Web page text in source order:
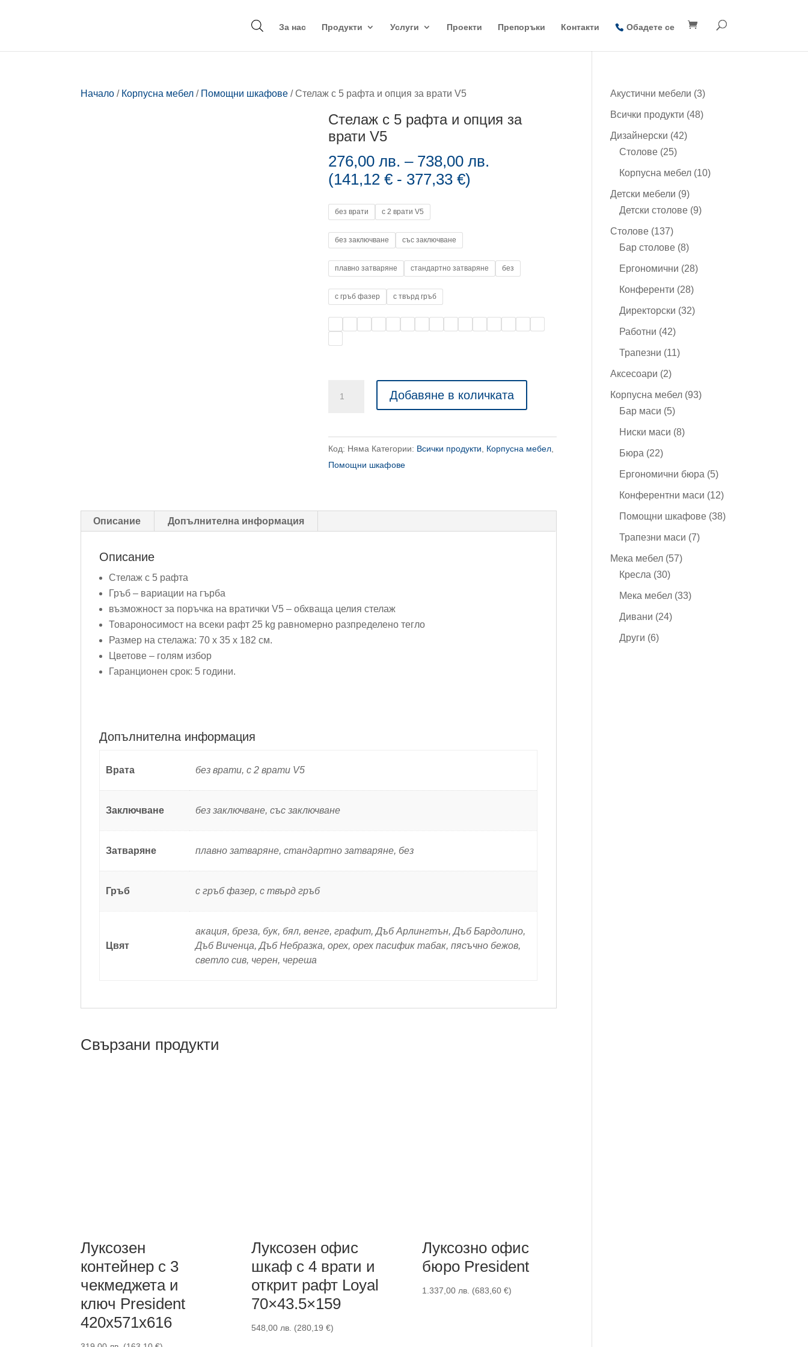
За нас Продукти Услуги Проекти Препоръки Контакти Обадете се
Начало / Корпусна мебел / Помощни шкафове / Стелаж с 5 рафта и опция за врати V5
Стелаж с 5 рафта и опция за
врати V5
276,00лв. – 738,00лв.
(141,12€ - 377,33€)
без врати с 2 врати V5
без заключване със заключване
плавно затваряне стандартно затваряне без
с гръб фазер с твърд гръб
с
5
рафта
врати
Добавяне в количката
Код: Няма Категории: Всички продукти Корпусна мебел
Помощни шкафове
Описание Допълнителна информация
Описание
Стелаж с 5 рафта
Гръб – вариации на гърба
възможност за поръчка на вратички V5 – обхваща целия стелаж
Товароносимост на всеки рафт 25 kg равномерно разпределено тегло
Размер на стелажа: 70 х 35 х 182 см.
Цветове – голям избор
Гаранционен срок: 5 години.
Допълнителна информация
Врата без врати, с 2 врати V5
Заключване без заключване, със заключване
Затваряне плавно затваряне, стандартно затваряне, без
Гръб с гръб фазер, с твърд гръб
Цвят
акация, бреза, бук, бял, венге, графит, Дъб Арлингтън, Дъб Бардолино,
Дъб Виченца, Дъб Небразка, орех, орех пасифик табак, пясъчно бежов,
светло сив, черен, череша
Свързани продукти
Луксозен
контейнер с 3
чекмеджета и
ключ President
420x571x616
Луксозен офис
шкаф с 4 врати и
открит рафт Loyal
70×43.5×159
548,00 лв. (280,19 €)
Луксозно офис
бюро President
1.337,00 лв. (683,60 €)
Акустични мебели 33
продукта
Всички продукти 4848
Дизайнерски 4242
Столове 2525
продукта
Корпусна мебел 1010
Детски мебели 99
продукта
Детски столове 99
Столове 137137
продукта
Бар столове 88
продукта
Ергономични 2828
Конференти 2828
продукта
Директорски 3232
Работни 4242
продукта
Трапезни 1111
Аксесоари 22
продукта
Корпусна мебел 9393
Бар маси 55
продукта
Ниски маси 88
Бюра 2222
продукта
Ергономични бюра 55
продукта
Конферентни маси 1212
продукта
Помощни шкафове 3838
Трапезни маси 77
Мека мебел 5757
Кресла 3030
продукта
Мека мебел 3333
Дивани 2424
Други 66